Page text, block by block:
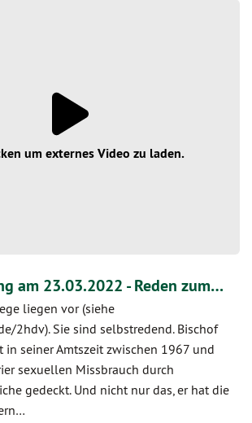
am 23.03.2022 - Reden zum…
liegen vor (siehe
2hdv). Sie sind selbstredend. Bischof
in seiner Amtszeit zwischen 1967 und
sexuellen Missbrauch durch
gedeckt. Und nicht nur das, er hat die
um externes Video zu laden.